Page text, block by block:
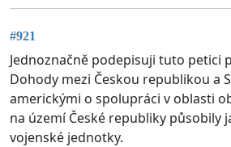
#921
Jednoznačně podepisuji tuto petici
Dohody mezi Českou republikou a
americkými o spolupráci v oblasti
na území České republiky působily
vojenské jednotky.